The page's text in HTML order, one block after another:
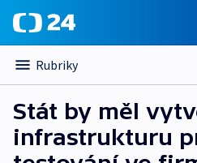
Rubriky
Stát by měl
infrastrukturu